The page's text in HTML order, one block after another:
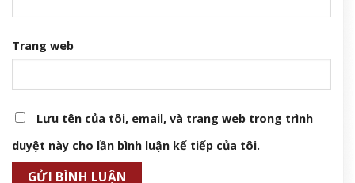
Trang web
Lưu tên của tôi, email, và trang web trong trình
duyệt này cho lần bình luận kế tiếp của tôi.